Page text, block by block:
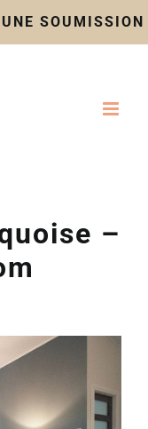
SOUMISSION
–